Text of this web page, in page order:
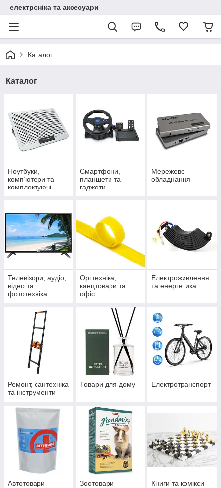
електроніка та аксесуари
Каталог
Каталог
Ноутбуки,
комп’ютери та
комплектуючі
Смартфони,
планшети та
гаджети
Мережеве
обладнання
Телевізори, аудіо,
відео та
фототехніка
Оргтехніка,
канцтовари та
офіс
Електроживлення
та енергетика
Ремонт, сантехніка
та інструменти
Товари для дому Електротранспорт
Автотовари Зоотовари Книги та комікси